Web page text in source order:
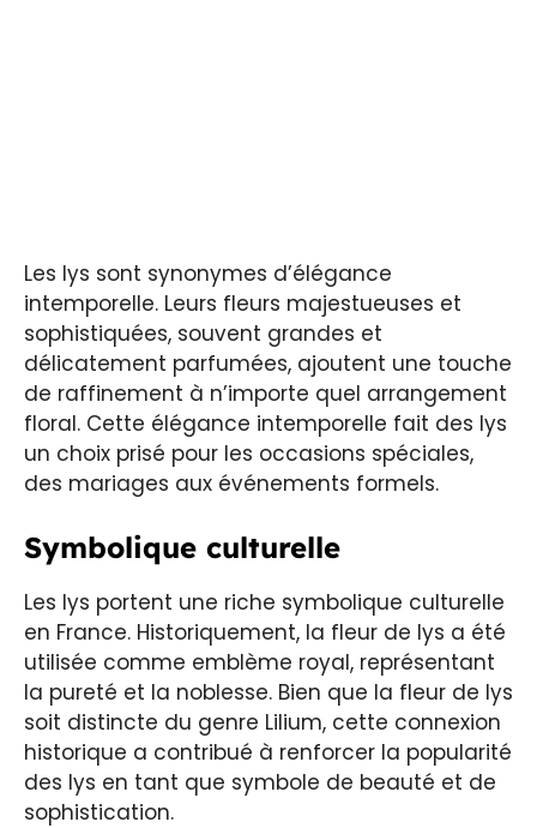
Les lys sont synonymes d’élégance
intemporelle. Leurs fleurs majestueuses et
sophistiquées, souvent grandes et
délicatement parfumées, ajoutent une touche
de raffinement à n’importe quel arrangement
floral. Cette élégance intemporelle fait des lys
un choix prisé pour les occasions spéciales,
des mariages aux événements formels.
Symbolique culturelle
Les lys portent une riche symbolique culturelle
en France. Historiquement, la fleur de lys a été
utilisée comme emblème royal, représentant
la pureté et la noblesse. Bien que la fleur de lys
soit distincte du genre Lilium, cette connexion
historique a contribué à renforcer la popularité
des lys en tant que symbole de beauté et de
sophistication.